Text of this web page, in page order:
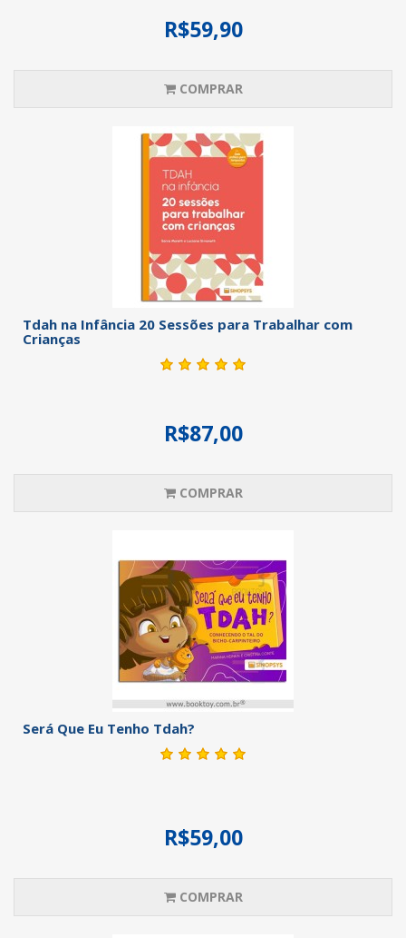
R$59,90
COMPRAR
Tdah na Infância 20 Sessões para Trabalhar com
Crianças
R$87,00
COMPRAR
Será Que Eu Tenho Tdah?
R$59,00
COMPRAR